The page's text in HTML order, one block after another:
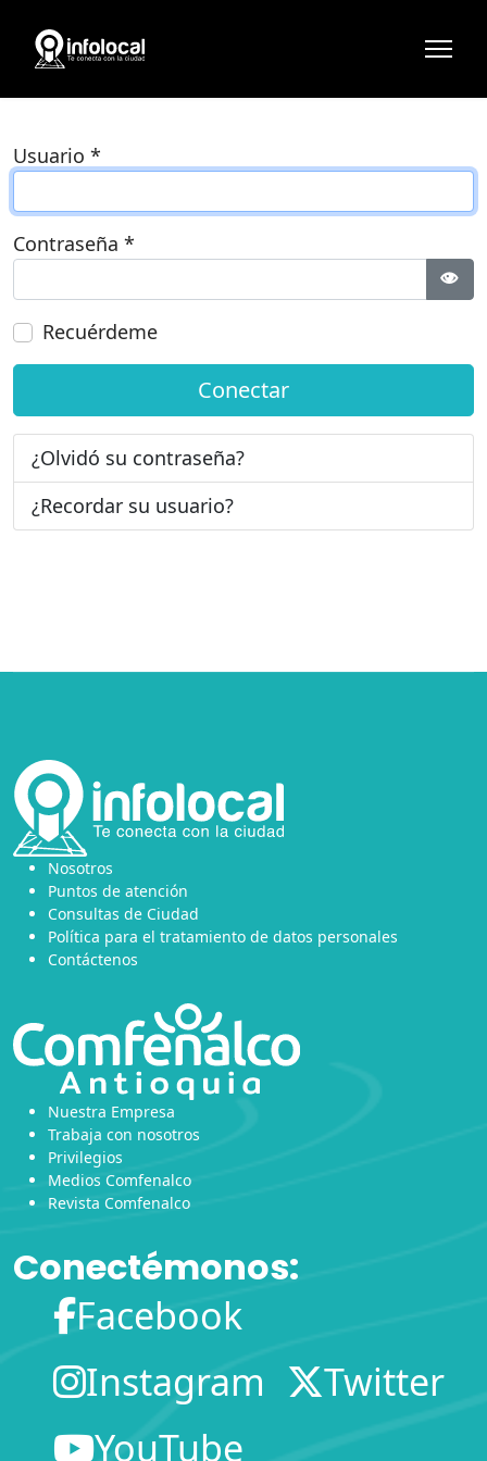
Usuario *
Contraseña *
Recuérdeme
Conectar
¿Olvidó su contraseña?
¿Recordar su usuario?
Nosotros
Puntos de atención
Consultas de Ciudad
Política para el tratamiento de datos personales
Contáctenos
Nuestra Empresa
Trabaja con nosotros
Privilegios
Medios Comfenalco
Revista Comfenalco
Conectémonos:
Facebook
Instagram
Twitter
YouTube